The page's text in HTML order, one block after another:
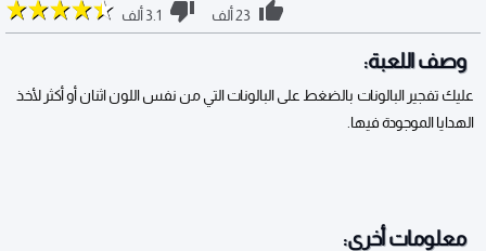
23 ألف 3.1 ألف
وصف اللعبة:
عليك تفجير البالونات بالضغط على البالونات التي من نفس اللون اثنان أو أكثر لأخذ
الهدايا الموجودة فيها.
معلومات أخرى: